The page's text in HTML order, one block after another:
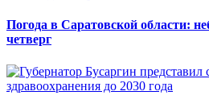
Погода в Саратовской области:
четверг